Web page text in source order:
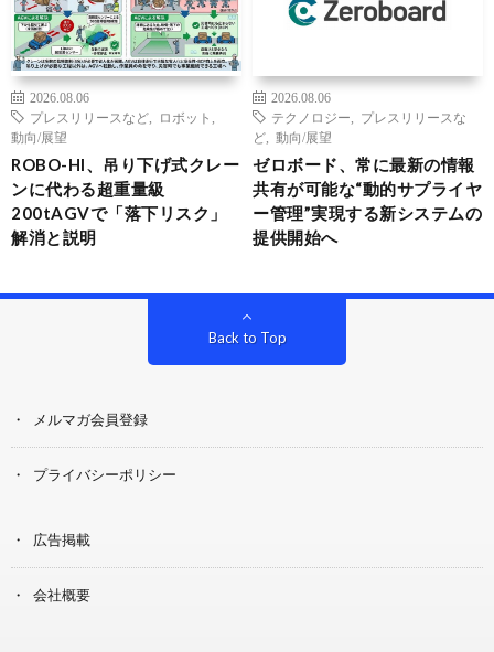
2026.08.06
プレスリリースなど
ロボット
動向/展望
ROBO-HI、吊り下げ式クレー
ンに代わる超重量級
200tAGVで「落下リスク」
解消と説明
2026.08.06
テクノロジー
プレスリリースな
ど
動向/展望
ゼロボード、常に最新の情報
共有が可能な“動的サプライヤ
ー管理”実現する新システムの
提供開始へ
Back to Top
メルマガ会員登録
プライバシーポリシー
広告掲載
会社概要